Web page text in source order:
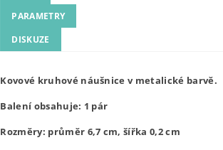
PARAMETRY
DISKUZE
Kovové kruhové náušnice v metalické barvě.
Balení obsahuje: 1 pár
Rozměry: průměr 6,7 cm, šířka 0,2 cm